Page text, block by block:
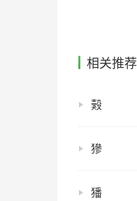
相关推荐
㺉
㺑
㺕